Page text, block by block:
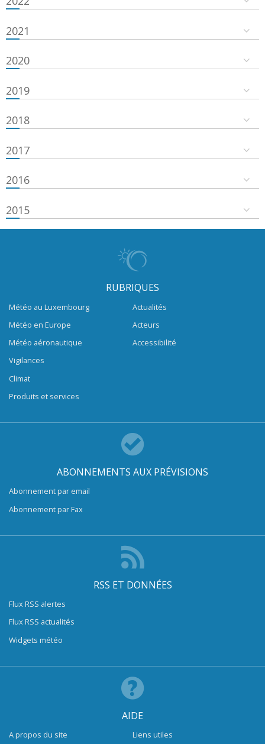
2021
2020
2019
2018
2017
2016
2015
RUBRIQUES
Météo au Luxembourg
Météo en Europe
Météo aéronautique
Vigilances
Climat
Produits et services
Actualités
Acteurs
Accessibilité
ABONNEMENTS AUX PRÉVISIONS
Abonnement par email
Abonnement par Fax
RSS ET DONNÉES
Flux RSS alertes
Flux RSS actualités
Widgets météo
AIDE
A propos du site Liens utiles